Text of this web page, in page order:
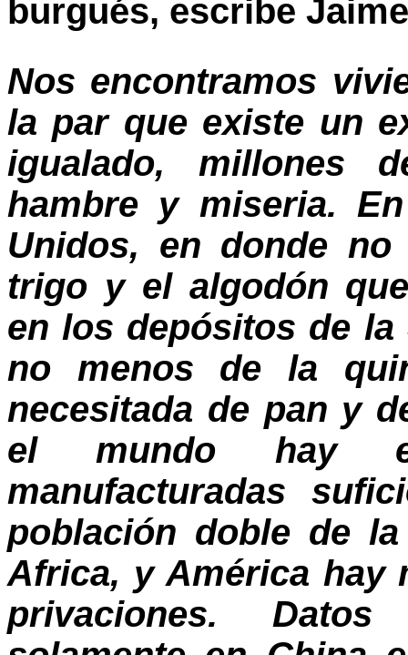
burgués, escribe
Nos encontramos
la par que existe un
igualado, millones
hambre y miseria.
Unidos, en donde
trigo y el algodón
en los depósitos de
no menos de la
necesitada de pan y
el mundo hay
manufacturadas
población doble de
Africa, y América hay
privaciones.